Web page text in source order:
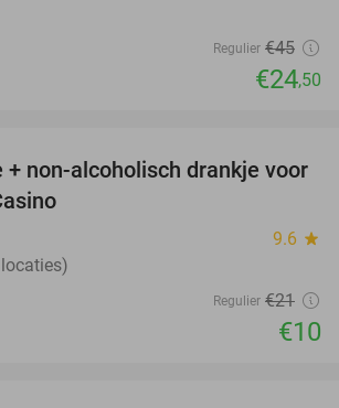
Regulier €45
€24,50
52%
+ non-alcoholisch drankje voor
9.6 star
Regulier €21
€10